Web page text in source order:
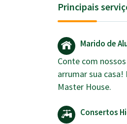
Principais
Marido de
Conte com
arrumar sua
Master House.
Consertos